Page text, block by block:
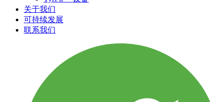
关于我们
可持续发展
联系我们